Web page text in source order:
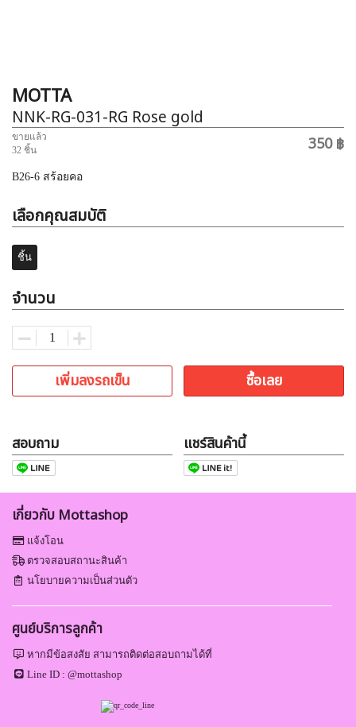
MOTTA
NNK-RG-031-RG Rose gold
350 ฿
ขายแล้ว
32 ชิ้น
B26-6 สร้อยคอ
เลือกคุณสมบัติ
ชิ้น
จำนวน
เพิ่มลงรถเข็น ซื้อเลย
สอบถาม แชร์สินค้านี้
เกี่ยวกับ Mottashop
แจ้งโอน
ตรวจสอบสถานะสินค้า
นโยบายความเป็นส่วนตัว
ศูนย์บริการลูกค้า
หากมีข้อสงสัย สามารถติดต่อสอบถามได้ที่
Line ID :@mottashop